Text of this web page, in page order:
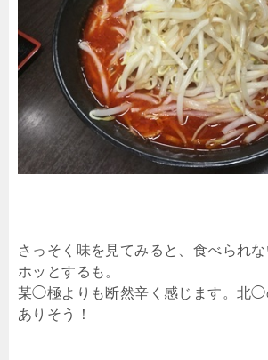
さっそく味を見てみると、食べられな
ホッとするも。
某◯極よりも断然辛く感じます。北◯
ありそう！